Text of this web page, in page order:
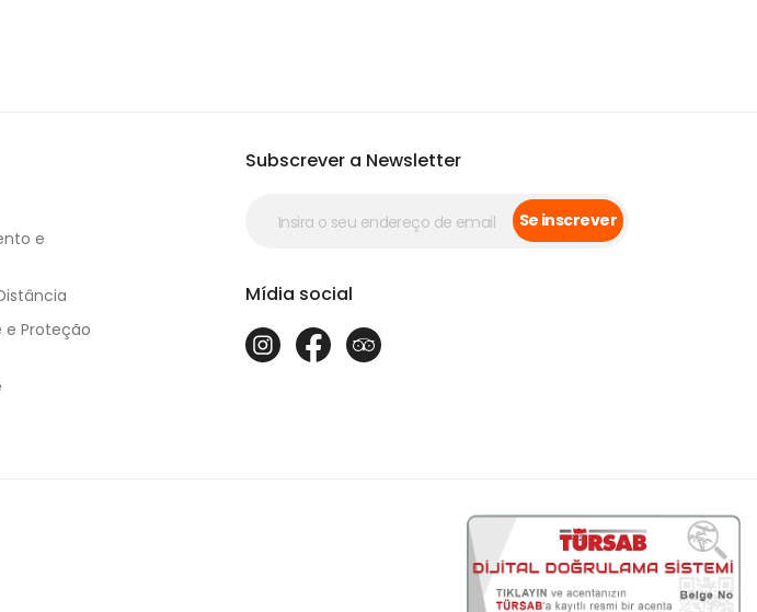
e
e Proteção
Subscrever a Newsletter
Se inscrever
Mídia social